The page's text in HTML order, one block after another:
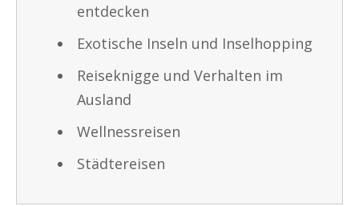
entdecken
Exotische Inseln und Inselhopping
Reiseknigge und Verhalten im
Ausland
Wellnessreisen
Städtereisen